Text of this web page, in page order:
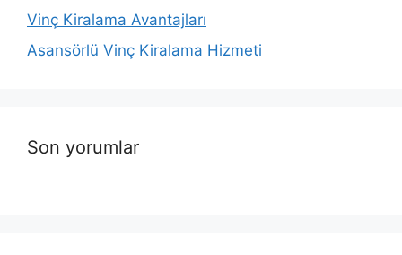
Vinç Kiralama Avantajları
Asansörlü Vinç Kiralama Hizmeti
Son yorumlar